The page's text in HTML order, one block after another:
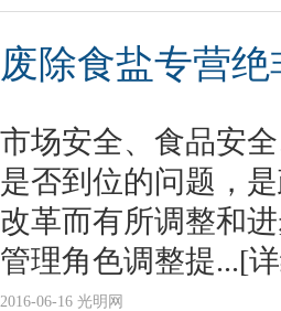
废除食盐专营
市场安全、食品安
是否到位的问题，
改革而有所调整和
管理角色调整提...[
2016-06-16 光明网